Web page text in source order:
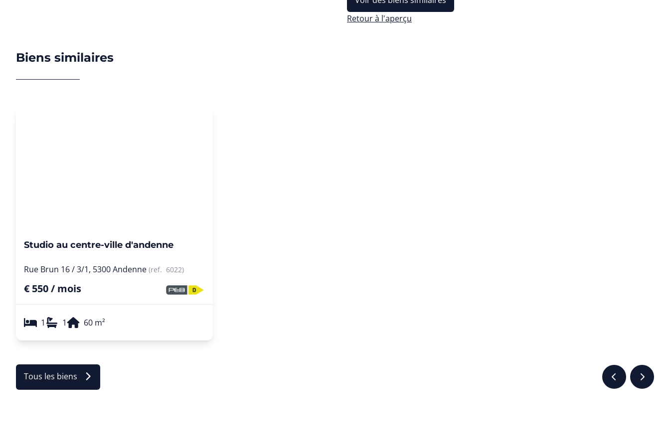
Retour à l'aperçu
Biens similaires
Studio au centre-ville d'andenne
Rue Brun 16 / 3/1, 5300 Andenne (ref. 6022)
€ 550 / mois
1 1 60 m²
Tous les biens